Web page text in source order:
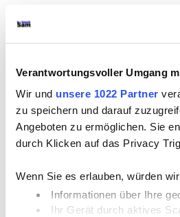
Verantwortungsvoller Umgang
Wir und unsere 1022 Partner
zu speichern und darauf
Angeboten zu ermöglichen. Sie
durch Klicken auf das Privacy
Wenn Sie es erlauben, würden
Informationen über Ihre
Ihr Gerät durch aktives